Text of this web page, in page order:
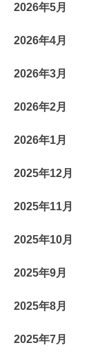
2026年5月
2026年4月
2026年3月
2026年2月
2026年1月
2025年12月
2025年11月
2025年10月
2025年9月
2025年8月
2025年7月